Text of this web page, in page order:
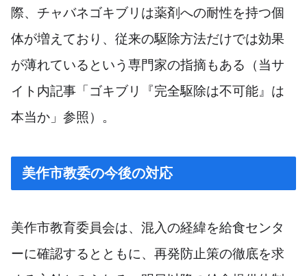
際、チャバネゴキブリは薬剤への耐性を持つ個
体が増えており、従来の駆除方法だけでは効果
が薄れているという専門家の指摘もある（当サ
イト内記事「ゴキブリ『完全駆除は不可能』は
本当か」参照）。
美作市教委の今後の対応
美作市教育委員会は、混入の経緯を給食センタ
ーに確認するとともに、再発防止策の徹底を求